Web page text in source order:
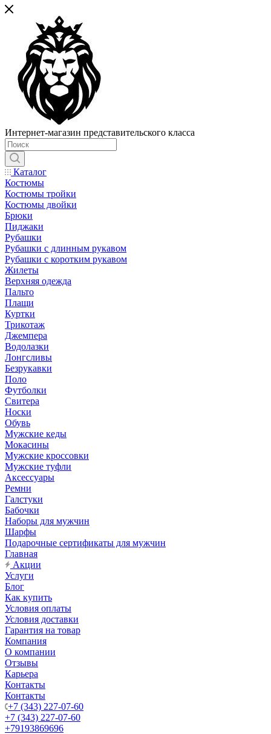
Интернет-магазин представительского класса
Каталог
Костюмы
Костюмы тройки
Костюмы двойки
Брюки
Пиджаки
Рубашки
Рубашки с длинным рукавом
Рубашки с коротким рукавом
Жилеты
Верхняя одежда
Пальто
Плащи
Куртки
Трикотаж
Джемпера
Водолазки
Лонгсливы
Безрукавки
Поло
Футболки
Свитера
Носки
Обувь
Мужские кеды
Мокасины
Мужские кроссовки
Мужские туфли
Аксессуары
Ремни
Галстуки
Бабочки
Наборы для мужчин
Шарфы
Подарочные сертификаты для мужчин
Главная
Акции
Услуги
Блог
Как купить
Условия оплаты
Условия доставки
Гарантия на товар
Компания
О компании
Отзывы
Карьера
Контакты
Контакты
+7 (343) 227-07-60
+7 (343) 227-07-60
+79193869696